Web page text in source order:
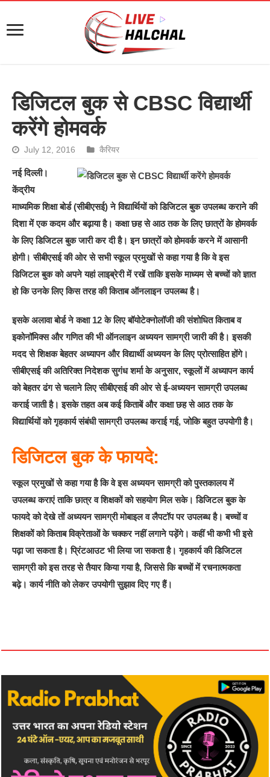
डिजिटल बुक से CBSC विद्यार्थी
करेंगे होमवर्क
July 12, 2016 कैरियर
नई दिल्ली।
केंद्रीय
माध्यमिक शिक्षा बोर्ड (सीबीएसई) ने विद्यार्थियों को डिजिटल बुक उपलब्ध कराने की
दिशा में एक कदम और बढ़ाया है। कक्षा छह से आठ तक के लिए छात्रों के होमवर्क
के लिए डिजिटल बुक जारी कर दी है। इन छात्रों को होमवर्क करने में आसानी
होगी। सीबीएसई की ओर से सभी स्कूल प्रमुखों से कहा गया है कि वे इस
डिजिटल बुक को अपने यहां लाइब्रेरी में रखें ताकि इसके माध्यम से बच्चों को ज्ञात
हो कि उनके लिए किस तरह की किताब ऑनलाइन उपलब्ध है।
इसके अलावा बोर्ड ने कक्षा 12 के लिए बॉयोटेक्नोलॉजी की संशोधित किताब व
इकोनॉमिक्स और गणित की भी ऑनलाइन अध्ययन सामग्री जारी की है। इसकी
मदद से शिक्षक बेहतर अध्यापन और विद्यार्थी अध्ययन के लिए प्रोत्साहित होंगे।
सीबीएसई की अतिरिक्त निदेशक सुगंध शर्मा के अनुसार, स्कूलों में अध्यापन कार्य
को बेहतर ढंग से चलाने लिए सीबीएसई की ओर से ई-अध्ययन सामग्री उपलब्ध
कराई जाती है। इसके तहत अब कई किताबें और कक्षा छह से आठ तक के
विद्यार्थियों को गृहकार्य संबंधी सामग्री उपलब्ध कराई गई, जोकि बहुत उपयोगी है।
डिजिटल बुक के फायदे:
स्कूल प्रमुखों से कहा गया है कि वे इस अध्ययन सामग्री को पुस्तकालय में
उपलब्ध कराएं ताकि छात्र व शिक्षकों को सहयोग मिल सके। डिजिटल बुक के
फायदे को देखे तों अध्ययन सामग्री मोबाइल व लैपटॉप पर उपलब्ध है। बच्चों व
शिक्षकों को किताब विक्रेताओं के चक्कर नहीं लगाने पड़ेंगे। कहीं भी कभी भी इसे
पढ़ा जा सकता है। प्रिंटआउट भी लिया जा सकता है। गृहकार्य की डिजिटल
सामग्री को इस तरह से तैयार किया गया है, जिससे कि बच्चों में रचनात्मकता
बढ़े। कार्य नीति को लेकर उपयोगी सुझाव दिए गए हैं।